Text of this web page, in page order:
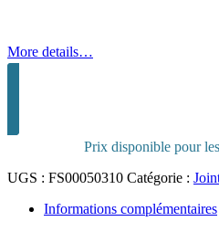
More details…
Prix disponible pour
UGS : FS00050310 Catégorie :
Informations complémentaires